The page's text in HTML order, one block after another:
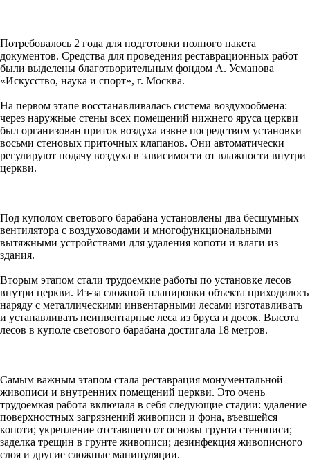
Потребовалось 2 года для подготовки полного пакета
документов. Средства для проведения реставрационных работ
были выделены благотворительным фондом А. Усманова
«Искусство, наука и спорт», г. Москва.
На первом этапе восстанавливалась система воздухообмена:
через наружные стены всех помещений нижнего яруса церкви
был организован приток воздуха извне посредством установки
восьми стеновых приточных клапанов. Они автоматически
регулируют подачу воздуха в зависимости от влажности внутри
церкви.
Под куполом светового барабана установлены два бесшумных
вентилятора с воздуховодами и многофункциональными
вытяжными устройствами для удаления копоти и влаги из
здания.
Вторым этапом стали трудоемкие работы по установке лесов
внутри церкви. Из-за сложной планировки объекта приходилось
наряду с металлическими инвентарными лесами изготавливать
и устанавливать неинвентарные леса из бруса и досок. Высота
лесов в куполе светового барабана достигала 18 метров.
Самым важным этапом стала реставрация монументальной
живописи и внутренних помещений церкви. Это очень
трудоемкая работа включала в себя следующие стадии: удаление
поверхностных загрязнений живописи и фона, въевшейся
копоти; укрепление отставшего от основы грунта стенописи;
заделка трещин в грунте живописи; дезинфекция живописного
слоя и другие сложные манипуляции.